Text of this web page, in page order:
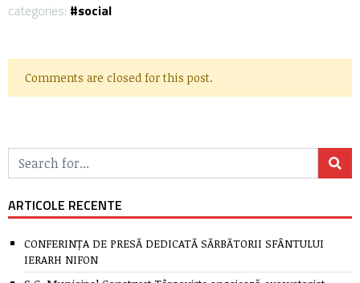
categories: social
Comments are closed for this post.
ARTICOLE RECENTE
CONFERINȚA DE PRESĂ DEDICATĂ SĂRBĂTORII SFÂNTULUI
IERARH NIFON